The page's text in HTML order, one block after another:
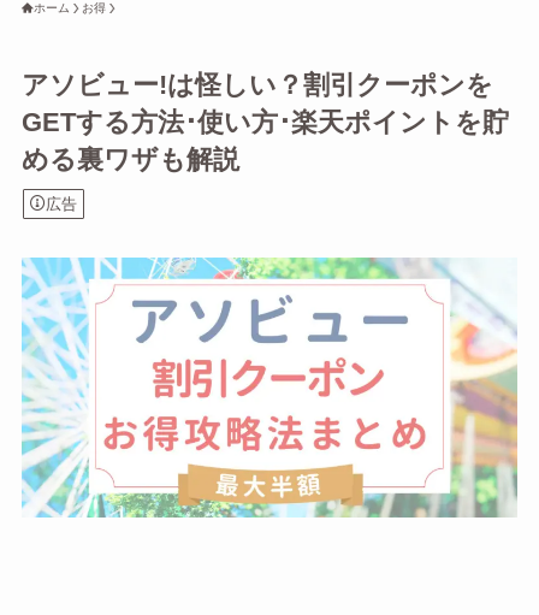
ホーム お得
アソビュー!は怪しい？割引クーポンを
GETする方法･使い方･楽天ポイントを貯
める裏ワザも解説
広告